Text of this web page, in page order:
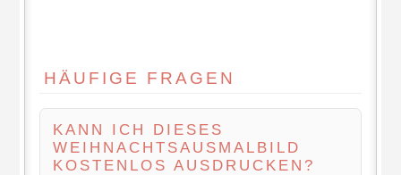
HÄUFIGE FRAGEN
KANN ICH DIESES
WEIHNACHTSAUSMALBILD
KOSTENLOS AUSDRUCKEN?